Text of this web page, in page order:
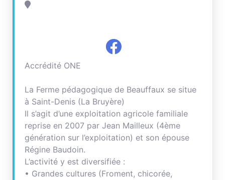
Accrédité ONE
La Ferme pédagogique de Beauffaux se situe
à Saint-Denis (La Bruyère)
Il s’agit d’une exploitation agricole familiale
reprise en 2007 par Jean Mailleux (4ème
génération sur l’exploitation) et son épouse
Régine Baudoin.
L’activité y est diversifiée :
• Grandes cultures (Froment, chicorée,